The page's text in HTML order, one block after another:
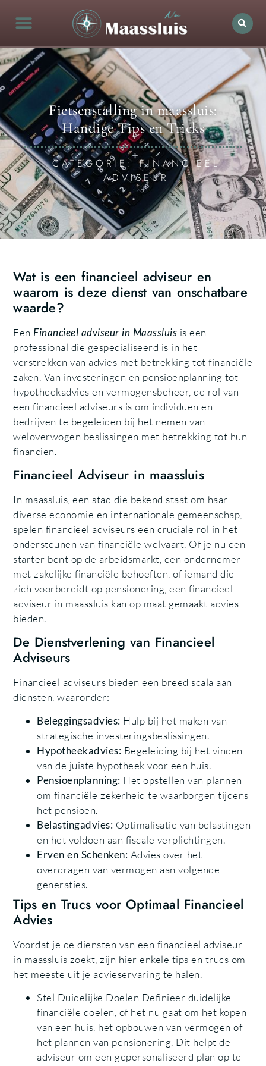
Fietsenstalling in maassluis:
Handige Tips en Tricks
CATEGORIE: FINANCIEEL
ADVISEUR
Wat is een financieel adviseur en
waarom is deze dienst van onschatbare
waarde?
Een Financieel adviseur in Maassluis is een
professional die gespecialiseerd is in het
verstrekken van advies met betrekking tot financiële
zaken. Van investeringen en pensioenplanning tot
hypotheekadvies en vermogensbeheer, de rol van
een financieel adviseurs is om individuen en
bedrijven te begeleiden bij het nemen van
weloverwogen beslissingen met betrekking tot hun
financiën.
Financieel Adviseur in maassluis
In maassluis, een stad die bekend staat om haar
diverse economie en internationale gemeenschap,
spelen financieel adviseurs een cruciale rol in het
ondersteunen van financiële welvaart. Of je nu een
starter bent op de arbeidsmarkt, een ondernemer
met zakelijke financiële behoeften, of iemand die
zich voorbereidt op pensionering, een financieel
adviseur in maassluis kan op maat gemaakt advies
bieden.
De Dienstverlening van Financieel
Adviseurs
Financieel adviseurs bieden een breed scala aan
diensten, waaronder:
Beleggingsadvies: Hulp bij het maken van
strategische investeringsbeslissingen.
Hypotheekadvies: Begeleiding bij het vinden
van de juiste hypotheek voor een huis.
Pensioenplanning: Het opstellen van plannen
om financiële zekerheid te waarborgen tijdens
het pensioen.
Belastingadvies: Optimalisatie van belastingen
en het voldoen aan fiscale verplichtingen.
Erven en Schenken: Advies over het
overdragen van vermogen aan volgende
generaties.
Tips en Trucs voor Optimaal Financieel
Advies
Voordat je de diensten van een financieel adviseur
in maassluis zoekt, zijn hier enkele tips en trucs om
het meeste uit je advieservaring te halen.
Stel Duidelijke Doelen Definieer duidelijke
financiële doelen, of het nu gaat om het kopen
van een huis, het opbouwen van vermogen of
het plannen van pensionering. Dit helpt de
adviseur om een gepersonaliseerd plan op te